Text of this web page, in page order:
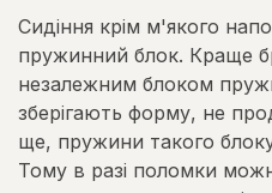
Сидіння крім м'якого
пружинний блок. Краще
незалежним блоком
зберігають форму, не
ще, пружини такого
Тому в разі поломки